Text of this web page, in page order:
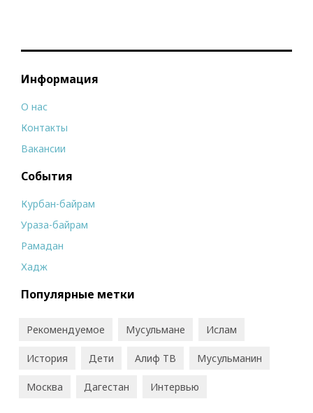
Информация
О нас
Контакты
Вакансии
События
Курбан-байрам
Ураза-байрам
Рамадан
Хадж
Популярные метки
Рекомендуемое Мусульмане Ислам
История Дети Алиф ТВ Мусульманин
Москва Дагестан Интервью